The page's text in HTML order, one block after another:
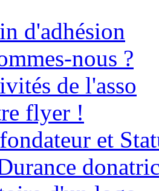
d'adhésion
nous ?
de l'asso
flyer !
et